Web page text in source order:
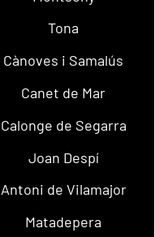
Tona
Cànoves i Samalús
Canet de Mar
Calonge de Segarra
Joan Despí
Antoni de Vilamajor
Matadepera